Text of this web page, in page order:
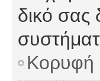
δικό σας
Κορυφή